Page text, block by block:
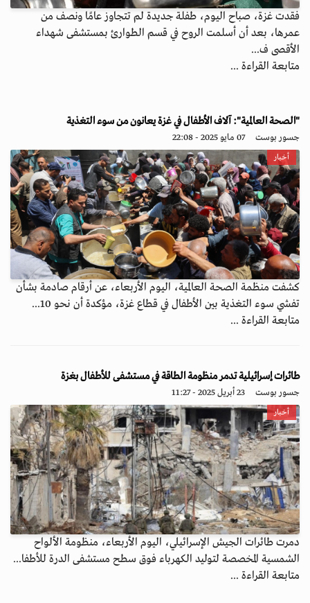
فقدت غزة، صباح اليوم، طفلة جديدة لم تتجاوز عامًا ونصف من
عمرها، بعد أن أسلمت الروح في قسم الطوارئ بمستشفى شهداء
الأقصى ف...
متابعة القراءة ...
"الصحة العالمية": آلاف الأطفال في غزة يعانون من سوء التغذية
جسور بوست 07 مايو 2025 - 22:08
أخبار
كشفت منظمة الصحة العالمية، اليوم الأربعاء، عن أرقام صادمة بشأن
تفشي سوء التغذية بين الأطفال في قطاع غزة، مؤكدة أن نحو 10...
متابعة القراءة ...
طائرات إسرائيلية تدمر منظومة الطاقة في مستشفى للأطفال بغزة
جسور بوست 23 أبريل 2025 - 11:27
أخبار
دمرت طائرات الجيش الإسرائيلي، اليوم الأربعاء، منظومة الألواح
الشمسية المخصصة لتوليد الكهرباء فوق سطح مستشفى الدرة للأطفا...
متابعة القراءة ...